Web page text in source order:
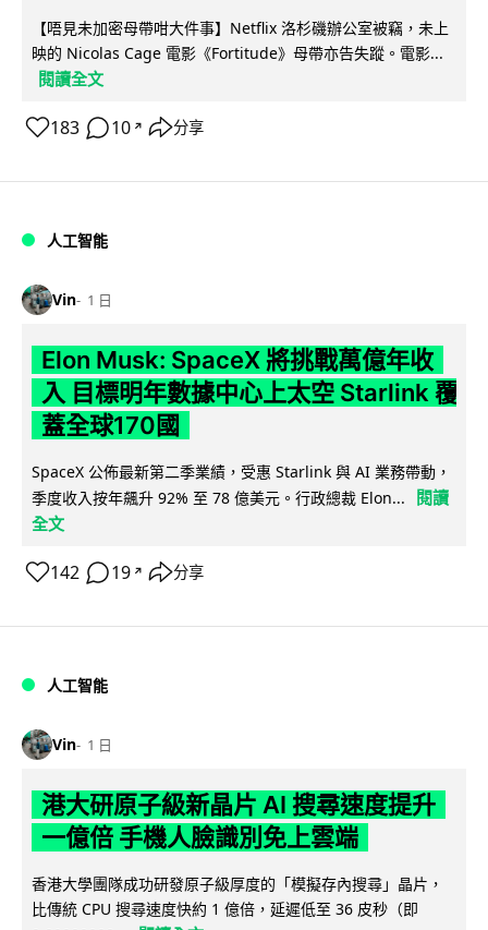
【唔見未加密母帶咁大件事】Netflix 洛杉磯辦公室被竊，未上
映的 Nicolas Cage 電影《Fortitude》母帶亦告失蹤。電影...
閱讀全文
183 10 ↗ 分享
人工智能
Vin 1 日
Elon Musk: SpaceX 將挑戰萬億年收
入 目標明年數據中心上太空 Starlink 覆
蓋全球170國
SpaceX 公佈最新第二季業績，受惠 Starlink 與 AI 業務帶動，
季度收入按年飆升 92% 至 78 億美元。行政總裁 Elon...
閱讀
全文
142 19 ↗ 分享
人工智能
Vin 1 日
港大研原子級新晶片 AI 搜尋速度提升
一億倍 手機人臉識別免上雲端
香港大學團隊成功研發原子級厚度的「模擬存內搜尋」晶片，
比傳統 CPU 搜尋速度快約 1 億倍，延遲低至 36 皮秒（即